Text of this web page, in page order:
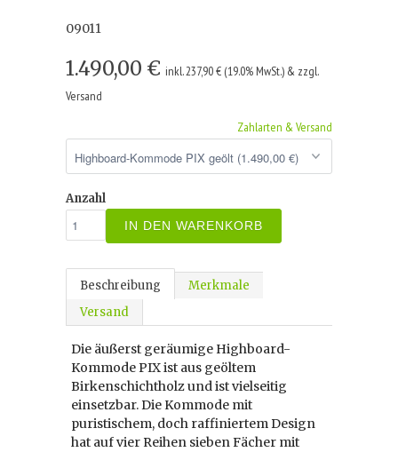
09011
1.490,00 € inkl. 237,90 € (19.0% MwSt.) & zzgl.
Versand
Zahlarten & Versand
Anzahl
IN DEN WARENKORB
Beschreibung
Merkmale
Versand
Die äußerst geräumige Highboard-
Kommode PIX ist aus geöltem
Birkenschichtholz und ist vielseitig
einsetzbar. Die Kommode mit
puristischem, doch raffiniertem Design
hat auf vier Reihen sieben Fächer mit